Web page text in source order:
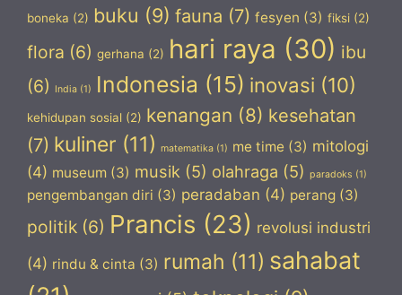
boneka (2) buku (9) fauna (7) fesyen (3) fiksi (2)
flora (6) gerhana (2) hari raya (30) ibu
(6)
India (1) Indonesia (15) inovasi (10)
kehidupan sosial (2) kenangan (8) kesehatan
(7) kuliner (11) matematika (1) me time (3) mitologi
(4) museum (3) musik (5) olahraga (5) paradoks (1)
pengembangan diri (3) peradaban (4) perang (3)
politik (6) Prancis (23) revolusi industri
(4) rindu & cinta (3) rumah (11) sahabat